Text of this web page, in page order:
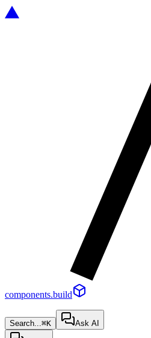
components.build
Search...⌘K Ask AI